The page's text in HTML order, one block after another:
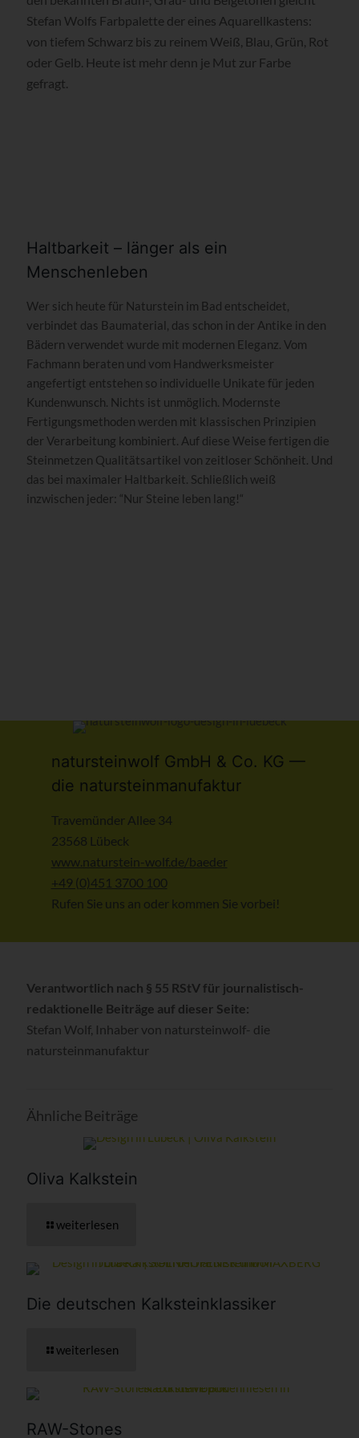
Stefan Wolfs Farbpalette der eines Aquarellkastens:
von tiefem Schwarz bis zu reinem Weiß, Blau, Grün, Rot
oder Gelb. Heute ist mehr denn je Mut zur Farbe
gefragt.
Haltbarkeit – länger als ein
Menschenleben
Wer sich heute für Naturstein im Bad entscheidet,
verbindet das Baumaterial, das schon in der Antike in den
Bädern verwendet wurde mit modernen Eleganz. Vom
Fachmann beraten und vom Handwerksmeister
angefertigt entstehen so individuelle Unikate für jeden
Kundenwunsch. Nichts ist unmöglich. Modernste
Fertigungsmethoden werden mit klassischen Prinzipien
der Verarbeitung kombiniert. Auf diese Weise fertigen die
Steinmetzen Qualitätsartikel von zeitloser Schönheit. Und
das bei maximaler Haltbarkeit. Schließlich weiß
inzwischen jeder: “Nur Steine leben lang!“
natursteinwolf GmbH & Co. KG —
die natursteinmanufaktur
Travemünder Allee 34
23568 Lübeck
www.naturstein-wolf.de/baeder
+49 (0)451 3700 100
Rufen Sie uns an oder kommen Sie vorbei!
Verantwortlich nach § 55 RStV für journalistisch-
redaktionelle Beiträge auf dieser Seite:
Stefan Wolf, Inhaber von natursteinwolf- die
natursteinmanufaktur
Ähnliche Beiträge
Oliva Kalkstein
weiterlesen
Die deutschen Kalkstein­klassiker
weiterlesen
RAW-Stones